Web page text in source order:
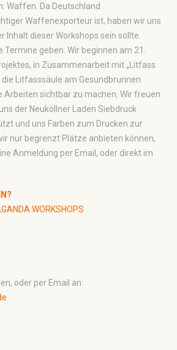
Waffen. Da Deutschland
Waffenexporteur ist, haben wir uns
Inhalt dieser Workshops sein sollte.
geben. Wir beginnen am 21.
in Zusammenarbeit mit „Litfass
die Litfasssäule am Gesundbrunnen
Arbeiten sichtbar zu machen. Wir freuen
der Neuköllner Laden Siebdruck
und uns Farben zum Drucken zur
nur begrenzt Plätze anbieten können,
Anmeldung per Email, oder direkt im
WORKSHOPS
oder per Email an: